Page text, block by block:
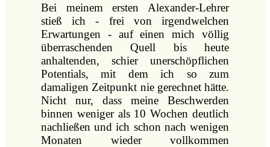
Bei meinem ersten Alexander-Lehrer
stieß ich - frei von irgendwelchen
Erwartungen - auf einen mich völlig
überraschenden Quell bis heute
anhaltenden, schier unerschöpflichen
Potentials, mit dem ich so zum
damaligen Zeitpunkt nie gerechnet hätte.
Nicht nur, dass meine Beschwerden
binnen weniger als 10 Wochen deutlich
nachließen und ich schon nach wenigen
Monaten wieder vollkommen